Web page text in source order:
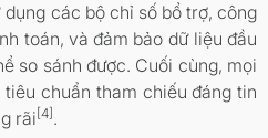
các bộ chỉ số bổ trợ, công
toán, và đảm bảo dữ liệu đầu
so sánh được. Cuối cùng, mọi
chuẩn tham chiếu đáng tin
rãi [4] .